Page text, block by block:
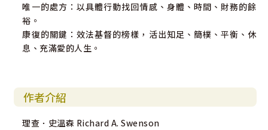
唯一的處方：以具體行動找回情感、身體、時間、財務的餘
裕。
康復的關鍵：效法基督的榜樣，活出知足、簡樸、平衡、休
息、充滿愛的人生。
作者介紹
理查．史溫森 Richard A. Swenson